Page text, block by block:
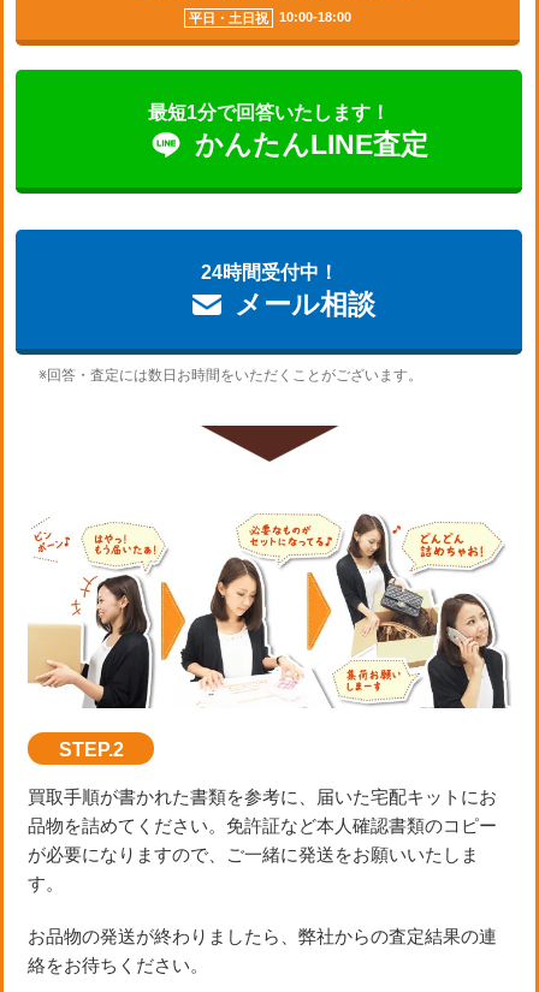
平日・土日祝 10:00-18:00
最短1分で回答いたします！
かんたんLINE査定
24時間受付中！
メール相談
※回答・査定には数日お時間をいただくことがございます。
STEP.2
買取手順が書かれた書類を参考に、届いた宅配キットにお
品物を詰めてください。免許証など本人確認書類のコピー
が必要になりますので、ご一緒に発送をお願いいたしま
す。
お品物の発送が終わりましたら、弊社からの査定結果の連
絡をお待ちください。